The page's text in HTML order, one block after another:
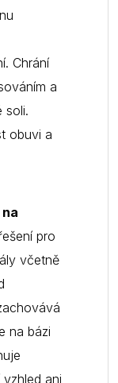
Chrání
a
soli.
obuvi a
pro
včetně
na bázi
ani